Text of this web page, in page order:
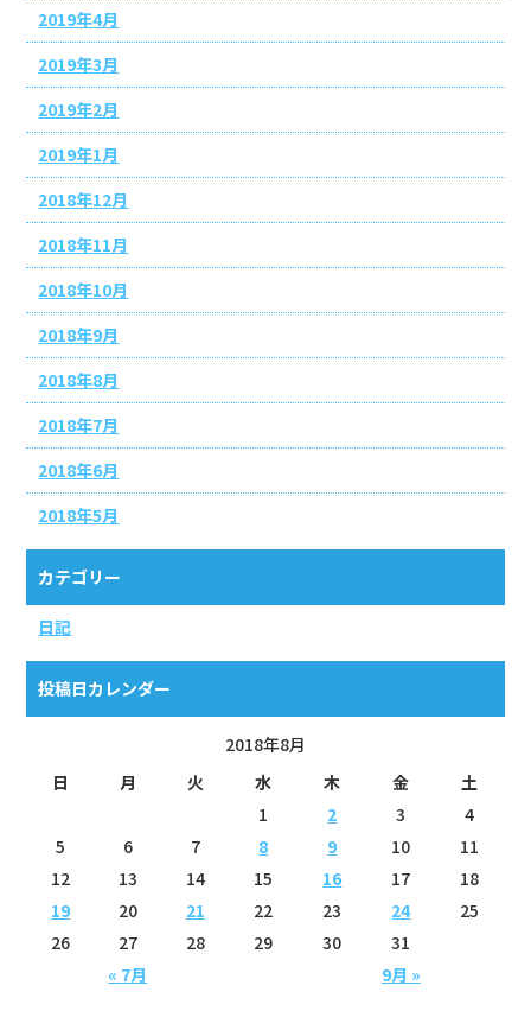
2019年4月
2019年3月
2019年2月
2019年1月
2018年12月
2018年11月
2018年10月
2018年9月
2018年8月
2018年7月
2018年6月
2018年5月
カテゴリー
日記
投稿日カレンダー
2018年8月
日
月 火 水 木 金 土
« 7月 9月 »
1 2 3
4
5
6 7 8 9 10
11
12
13 14 15 16 17
18
19
20 21 22 23 24
25
26
27 28 29 30 31